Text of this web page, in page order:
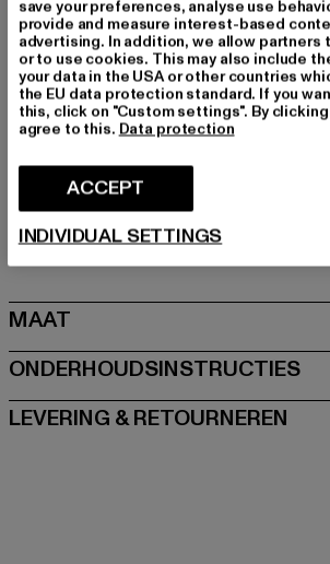
Merk: PEQUS
Kategori: Tanktops
Kleur: schwarz, weiß
Kleur fabrikant: mc
Materiële samenstelling: 100% Katoen
Art.Nr: 61370012-01863
Fabrikant: Urban Styles Agency GmbH &
agentur@urbanstylesagency.com
Schanzenstraße 41 | 51063 Köln | DE
MAAT
ONDERHOUDSINSTRUCTIES
LEVERING & RETOURNEREN
save your preferences, analyse use
provide and measure interest-based
advertising. In addition, we allow partners
or to use cookies. This may also include
your data in the USA or other countries
the EU data protection standard. If you
this, click on "Custom settings". By
agree to this. Data protection
ACCEPT
INDIVIDUAL SETTINGS